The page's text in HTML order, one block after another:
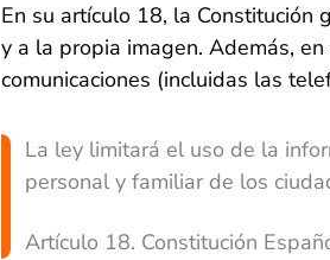
En su artículo 18, la Constitución
y a la propia imagen. Además,
comunicaciones (incluidas las
La ley limitará el uso de la
personal y familiar de los
Artículo 18. Constitución